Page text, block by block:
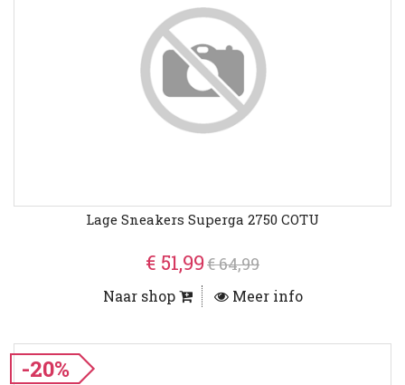
Lage Sneakers Superga 2750 COTU
€ 51,99€ 64,99
Naar shop Meer info
-20%